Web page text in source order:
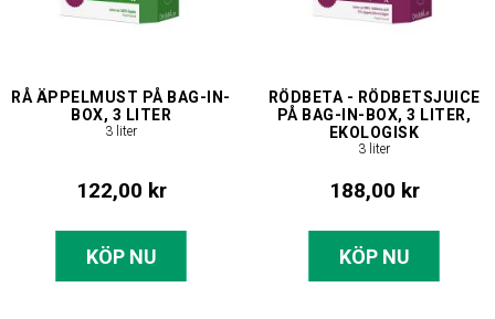
RÅ ÄPPELMUST PÅ BAG-IN-
BOX, 3 LITER
3 liter
122,00 kr
KÖP NU
RÖDBETA - RÖDBETSJUICE
PÅ BAG-IN-BOX, 3 LITER,
EKOLOGISK
3 liter
188,00 kr
KÖP NU